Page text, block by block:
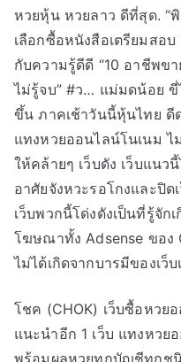
หวยหุ้น หวยลาว ดีที่สุด. “
เลือกซื้อหนังสือเตรียมสอบ
กับความรู้ดีดี “10 อาชีพข
ไม่รู้จบ” #ว… แม่มดน้อย
ขึ้น ภาคเช้าวันนี้หุ้นไทย ดี
แทงหวยออนไลน์โนเนม ไ
ให้คล้ายๆ เว็บดัง เว็บแนว
อาศัยจังหวะรอโกงและปิด
เว็บพวกนี้โด่งดังเป็นที่รู้จัก
โฆษณาทั้ง Adsense ของ
ไม่ได้เกิดจากบารมีของเว็
โชค (CHOK) เว็บซื้อหวย
แนะนำอีก 1 เว็บ แทงหวย
พร้อมผลหวยทุกบัญชีทุกชนิ